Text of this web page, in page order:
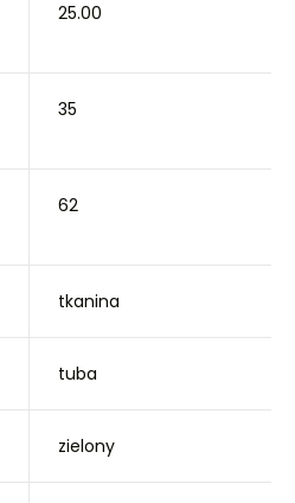
25.00
35
62
tkanina
tuba
zielony